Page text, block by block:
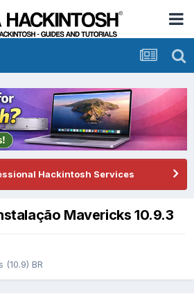
Hackintosh Services
Mavericks 10.9.3
(10.9) BR